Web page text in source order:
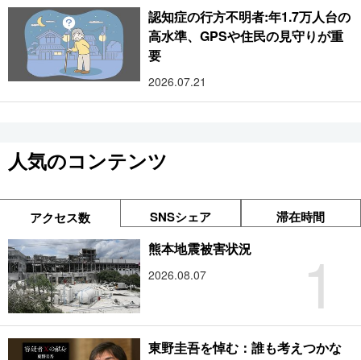
認知症の行方不明者:年1.7万人台の
高水準、GPSや住民の見守りが重
要
2026.07.21
人気のコンテンツ
アクセス数 SNSシェア 滞在時間
1
熊本地震被害状況
2026.08.07
東野圭吾を悼む：誰も考えつかな